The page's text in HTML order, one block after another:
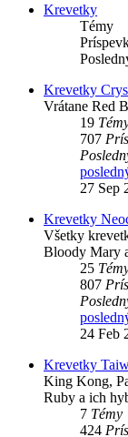
Krevetky
Témy
Krevetky
Vrátane Red
19
707
27 Sep
Krevetky
Všetky
Bloody Mary
25
807
24 Feb
Krevetky
King Kong,
Ruby a ich
7 Témy
424